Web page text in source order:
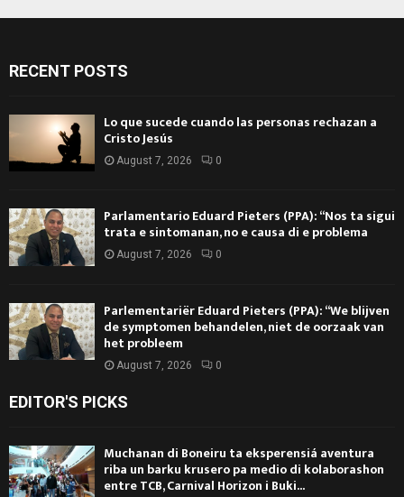
RECENT POSTS
Lo que sucede cuando las personas rechazan a
Cristo Jesús
August 7, 2026 0
Parlamentario Eduard Pieters (PPA): “Nos ta sigui
trata e sintomanan, no e causa di e problema
August 7, 2026 0
Parlementariër Eduard Pieters (PPA): “We blijven
de symptomen behandelen, niet de oorzaak van
het probleem
August 7, 2026 0
EDITOR'S PICKS
Muchanan di Boneiru ta eksperensiá aventura
riba un barku krusero pa medio di kolaborashon
entre TCB, Carnival Horizon i Buki...